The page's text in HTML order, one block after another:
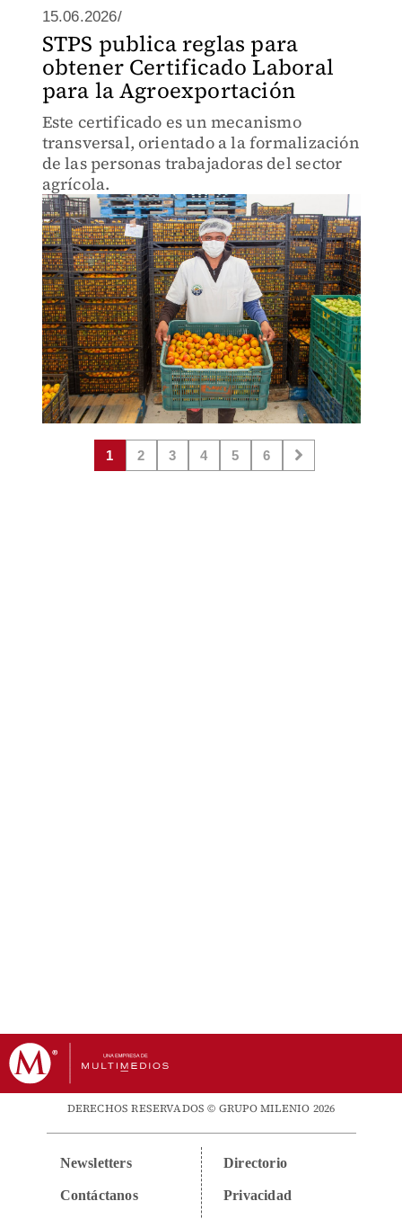
15.06.2026/
STPS publica reglas para
obtener Certificado Laboral
para la Agroexportación
Este certificado es un mecanismo
transversal, orientado a la formalización
de las personas trabajadoras del sector
agrícola.
1 2 3 4 5 6
DERECHOS RESERVADOS © GRUPO MILENIO 2026
Newsletters
Contáctanos
Directorio
Privacidad